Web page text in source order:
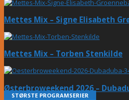
Mettes Mix – Signe Elisabeth
Mettes Mix – Torben Stenkilde
Østerbroweekend 2026 –
STØRSTE PROGRAMSERIER